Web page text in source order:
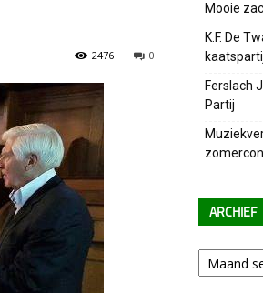
0
2476
Mooie
K.F. De
Ferslach
Partij
ARCHIEF
Archief